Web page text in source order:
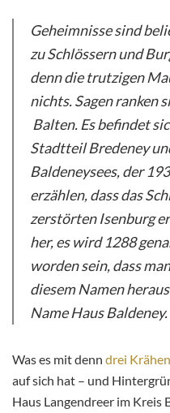
Geheimnisse sind
zu Schlössern und
denn die trutzigen
nichts. Sagen ranken
Balten. Es befindet
Stadtteil Bredeney
Baldeneysees, der
erzählen, dass das
zerstörten Isenburg
her, es wird 1288
worden sein, dass
diesem Namen
Name Haus Baldeney.
Was es mit denn drei
auf sich hat – und
Haus Langendreer im Kreis